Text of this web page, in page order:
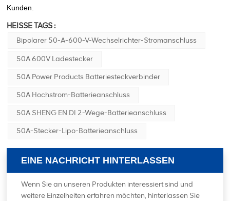
Kunden.
HEISSE TAGS :
Bipolarer 50-A-600-V-Wechselrichter-Stromanschluss
50A 600V Ladestecker
50A Power Products Batteriesteckverbinder
50A Hochstrom-Batterieanschluss
50A SHENG EN DI 2-Wege-Batterieanschluss
50A-Stecker-Lipo-Batterieanschluss
EINE NACHRICHT HINTERLASSEN
Wenn Sie an unseren Produkten interessiert sind und
weitere Einzelheiten erfahren möchten, hinterlassen Sie